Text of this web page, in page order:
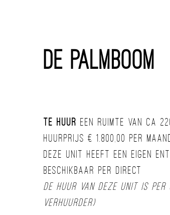
De Palmboom
Te huur een ruimte van ca
Huurprijs € 1.800,00 per
deze unit heeft een eigen
Beschikbaar per direct
de huur van deze unit is per
verhuurder)